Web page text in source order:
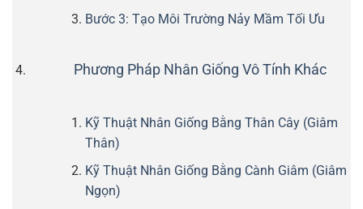
Bước 3: Tạo Môi Trường Nảy Mầm Tối Ưu
Phương Pháp Nhân Giống Vô Tính Khác
Kỹ Thuật Nhân Giống Bằng Thân Cây (Giâm
Thân)
Kỹ Thuật Nhân Giống Bằng Cành Giâm (Giâm
Ngọn)